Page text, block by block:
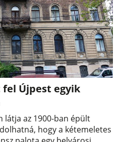
Újpest egyik
látja az 1900-ban épült
hogy a kétemeletes